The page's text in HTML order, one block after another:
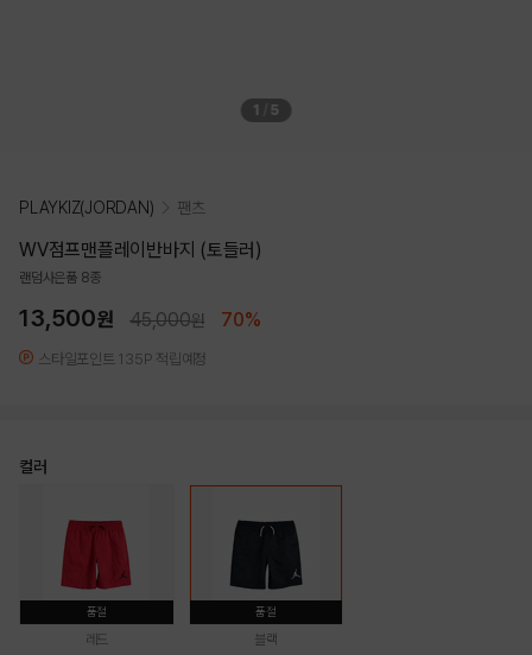
1 5
PLAYKIZ(JORDAN) 팬츠
WV점프맨플레이반바지 (토들러)
랜덤사은품 8종
13,500원 45,000원 70%
스타일포인트 135P 적립예정
컬러
품절
레드
품절
블랙